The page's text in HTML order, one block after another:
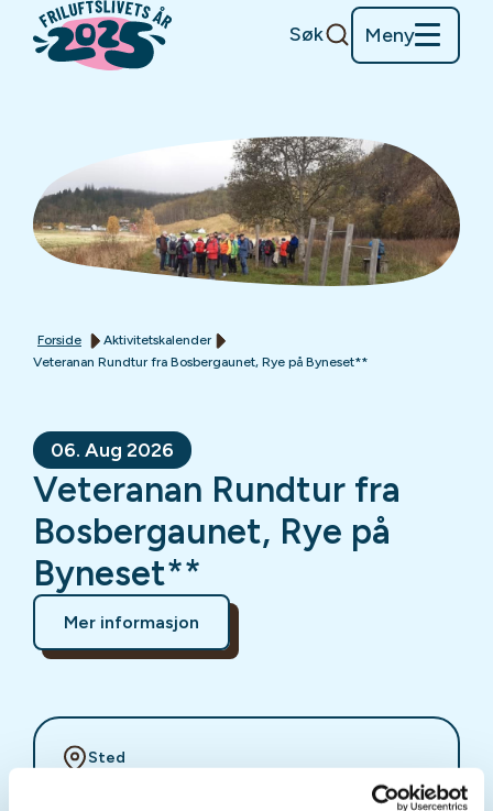
Søk Meny
Forside
Aktivitetskalender
Veteranan Rundtur fra Bosbergaunet, Rye på Byneset**
06. Aug 2026
Veteranan Rundtur fra
Bosbergaunet, Rye på
Byneset**
Mer informasjon
Sted